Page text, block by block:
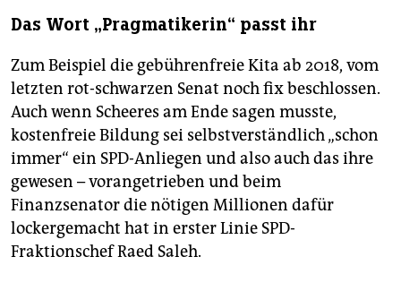
fest. Die Grünen haben dem Vertragswerk bereits
zugestimmt. Die Linke will am Mittwoch das Ergebnis
eines Mitgliederentscheids bekannt geben.
Das Wort „Pragmatikerin“ passt ihr
Zum Beispiel die gebührenfreie Kita ab 2018, vom
letzten rot-schwarzen Senat noch fix beschlossen.
Auch wenn Scheeres am Ende sagen musste,
kostenfreie Bildung sei selbstverständlich „schon
immer“ ein SPD-Anliegen und also auch das ihre
gewesen – vorangetrieben und beim
Finanzsenator die nötigen Millionen dafür
lockergemacht hat in erster Linie SPD-
Fraktionschef Raed Saleh.